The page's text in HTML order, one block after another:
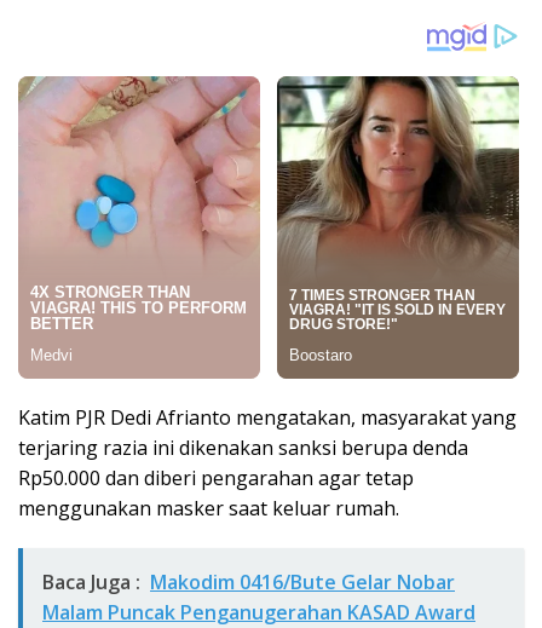
Katim PJR Dedi Afrianto mengatakan, masyarakat yang
terjaring razia ini dikenakan sanksi berupa denda
Rp50.000 dan diberi pengarahan agar tetap
menggunakan masker saat keluar rumah.
Baca Juga : Makodim 0416/Bute Gelar Nobar
Malam Puncak Penganugerahan KASAD Award